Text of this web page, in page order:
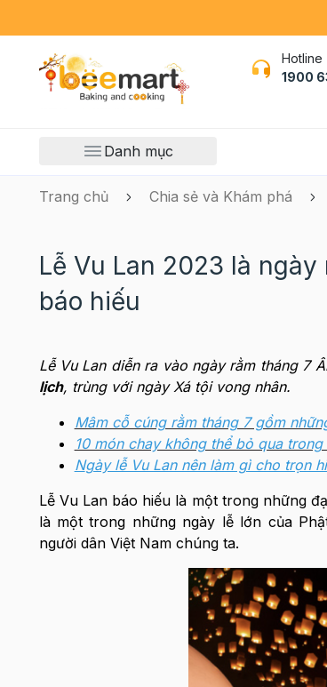
Hotline
1900
Danh mục
Trang chủ Chia sẻ và Khám phá
Lễ Vu Lan 2023 là
báo hiếu
Lễ Vu Lan diễn ra vào ngày rằm tháng 7
lịch, trùng với ngày Xá tội vong nhân.
Mâm cỗ cúng rằm tháng 7 gồm
10 món chay không thể bỏ qua
Ngày lễ Vu Lan nên làm gì cho trọn
Lễ Vu Lan báo hiếu là một trong những
là một trong những ngày lễ lớn của
người dân Việt Nam chúng ta.